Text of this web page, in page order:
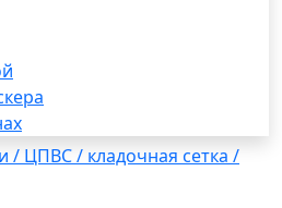
/ ЦПВС / кладочная сетка /